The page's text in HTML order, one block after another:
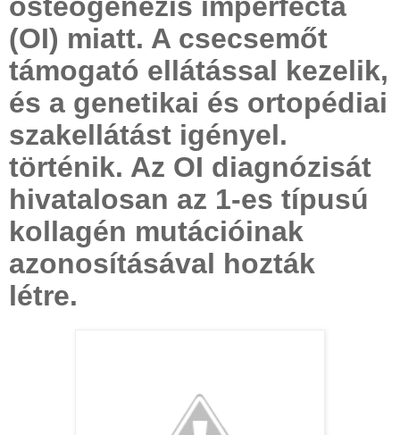
(OI) miatt. A csecsemőt
támogató ellátással kezelik,
és a genetikai és ortopédiai
szakellátást igényel.
történik. Az OI diagnózisát
hivatalosan az 1-es típusú
kollagén mutációinak
azonosításával hozták
létre.